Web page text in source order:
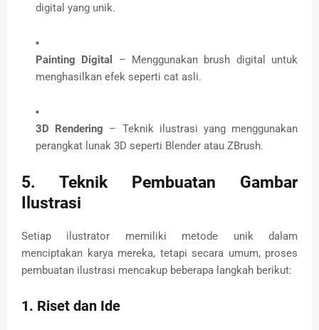
digital yang unik.
Painting Digital
– Menggunakan brush digital untuk
menghasilkan efek seperti cat asli.
3D Rendering – Teknik ilustrasi yang menggunakan
perangkat lunak 3D seperti Blender atau ZBrush.
5. Teknik Pembuatan Gambar
Ilustrasi
Setiap ilustrator memiliki metode unik dalam
menciptakan karya mereka, tetapi secara umum, proses
pembuatan ilustrasi mencakup beberapa langkah berikut:
1. Riset dan Ide